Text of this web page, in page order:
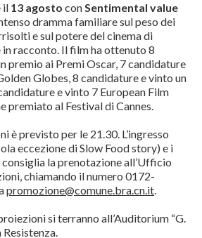
il 13 agosto conSentimental value
dramma familiare sul peso dei
e sul potere del cinema di
racconto. Il film ha ottenuto 8
premio ai Premi Oscar, 7 candidature
Globes, 8 candidature e vinto un
e vinto 7 European Film
premiato al Festival di Cannes.
è previsto per le 21.30. L’ingresso
eccezione di Slow Food story) e i
la prenotazione all’Ufficio
chiamando il numero 0172-
promozione@comune.bra.cn.it.
si terranno all’Auditorium “G.
Resistenza.